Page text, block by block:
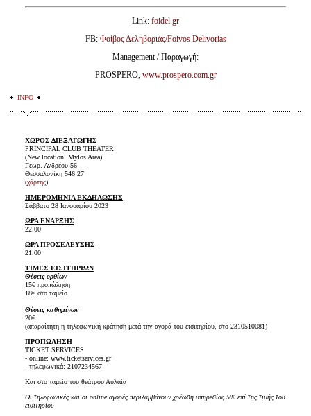
Link: foidel.gr
FB: Φοίβος Δεληβοριάς/Foivos Delivorias
Management / Παραγωγή:
PROSPERO, www.prospero.com.gr
INFO
ΧΩΡΟΣ ΔΙΕΞΑΓΩΓΗΣ
PRINCIPAL CLUB THEATER
(New location: Mylos Area)
Γεωρ. Ανδρέου 56
Θεσσαλονίκη 546 27
(χάρτης)
ΗΜΕΡΟΜΗΝΙΑ ΕΚΔΗΛΩΣΗΣ
Σάββατο 28 Ιανουαρίου 2023
ΩΡΑ ΕΝΑΡΞΗΣ
22.00
ΩΡΑ ΠΡΟΣΕΛΕΥΣΗΣ
21.00
ΤΙΜΕΣ ΕΙΣΙΤΗΡΙΩΝ
Θέσεις ορθίων
15€ προπώληση
18€ στο ταμείο
Θέσεις καθημένων
20€
(απαραίτητη η τηλεφωνική κράτηση μετά την αγορά του εισιτηρίου, στο 2310510081)
ΠΡΟΠΩΛΗΣΗ
TICKET SERVICES
- online: www.ticketservices.gr
- τηλεφωνικά: 2107234567
Και στο ταμείο του θεάτρου Αυλαία
Οι τηλεφωνικές και οι online αγορές περιλαμβάνουν χρέωση υπηρεσίας 5% επί της τιμής του
εισιτηρίου